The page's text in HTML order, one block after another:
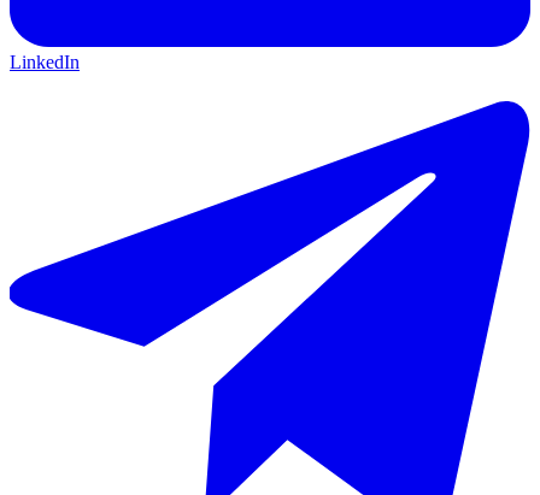
LinkedIn